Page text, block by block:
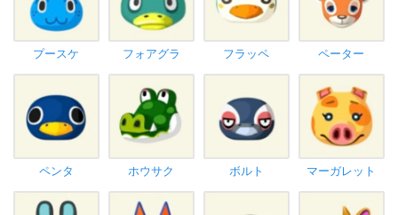
プースケ フォアグラ フラッペ ペーター
ペンタ ホウサク ボルト マーガレット